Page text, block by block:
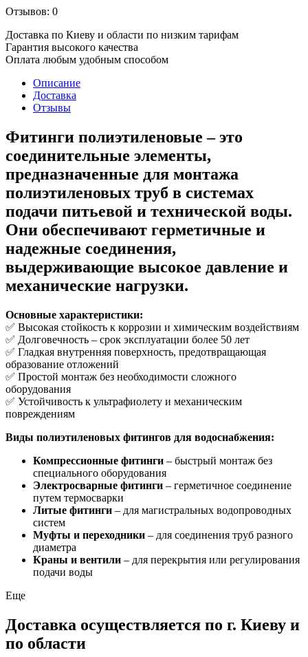
Отзывов: 0
Доставка по Киеву и области по низким тарифам
Гарантия высокого качества
Оплата любым удобным способом
Описание
Доставка
Отзывы
Фитинги полиэтиленовые– это
соединительные элементы,
предназначенные для монтажа
полиэтиленовых труб в системах
подачи питьевой и технической воды.
Они обеспечивают герметичные и
надежные соединения,
выдерживающие высокое давление и
механические нагрузки.
Основные характеристики:
✅ Высокая стойкость к коррозии и химическим воздействиям
✅ Долговечность – срок эксплуатации более 50 лет
✅ Гладкая внутренняя поверхность, предотвращающая
образование отложений
✅ Простой монтаж без необходимости сложного
оборудования
✅ Устойчивость к ультрафиолету и механическим
повреждениям
Виды полиэтиленовых фитингов для водоснабжения:
Компрессионные фитинги – быстрый монтаж без
специального оборудования
Электросварные фитинги – герметичное соединение
путем термосварки
Литые фитинги – для магистральных водопроводных
систем
Муфты и переходники – для соединения труб разного
диаметра
Краны и вентили – для перекрытия или регулирования
подачи воды
Еще
Доставка осуществляется по г. Киеву и
по области